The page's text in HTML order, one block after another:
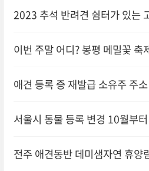
2023 추석 반려견 쉼터가 있는
이번 주말 어디? 봉평 메밀꽃 축
애견 등록 증 재발급 소유주 주
서울시 동물 등록 변경 10월부
전주 애견동반 데미샘자연 휴